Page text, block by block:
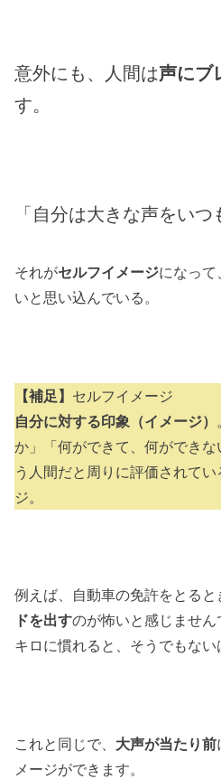
意外にも、人間は声にブ
す。
「自分は大きな声をいつ
それがセルフイメージになって
いと思い込んでいる。
【補足】 セルフイメージ
自分に対する印象（イメージ）
か」「何ができて、何ができ
う人間だと周りに評価されて
ジ。
例えば、自動車の免許をとると
ドを出すのが怖いと感じませ
キロに慣れると、そうでもない
これと同じで、 大声が当たり前
メージができます。